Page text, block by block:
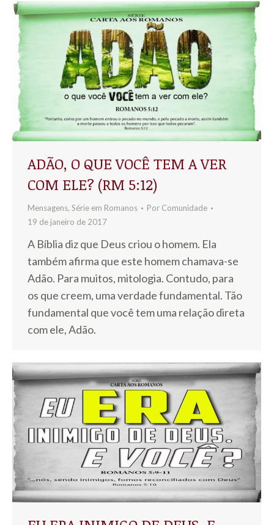
ADÃO, O QUE VOCÊ TEM A VER
COM ELE? (RM 5:12)
Mensagens, Série em Romanos Por Comunidade
19 de janeiro de 2017
A Bíblia diz que Deus criou o homem. Ela
também afirma que este homem chamava-se
Adão. Para muitos, mitologia. Contudo, para
os que creem, uma verdade fundamental. Tão
fundamental que você tem uma relação direta
com ele, Adão.